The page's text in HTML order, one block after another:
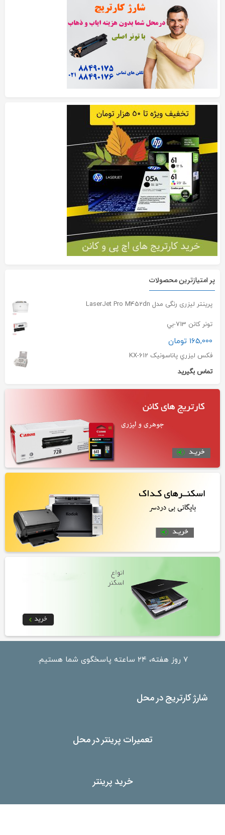
پر امتیازترین محصولات
پرینتر لیزری رنگی مدل LaserJet Pro M452dn
تونر کانن 713-بي
165,000 تومان
فکس ليزري پاناسونيک KX-612
تماس بگیرید
۷ روز هفته، ۲۴ ساعته پاسخگوی شما هستیم.
شارژ کارتریج در محل
تعمیرات پرینتر در محل
خرید پرینتر